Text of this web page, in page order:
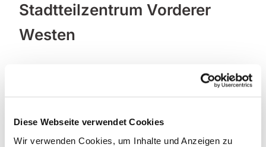
Diese Webseite verwendet Cookies
Wir verwenden Cookies, um Inhalte und Anzeigen zu
Stadtteilzentrum Vorderer
Westen